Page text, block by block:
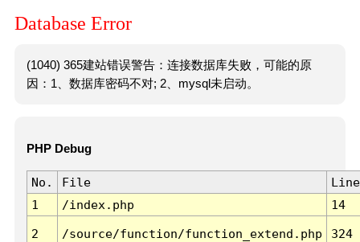
Database Error
(1040) 365建站错误警告：连接数据库失败，可能的原
因：1、数据库密码不对; 2、mysql未启动。
PHP Debug
No. File
Line
1
/index.php 14
2 /source/function/function_extend.php 324